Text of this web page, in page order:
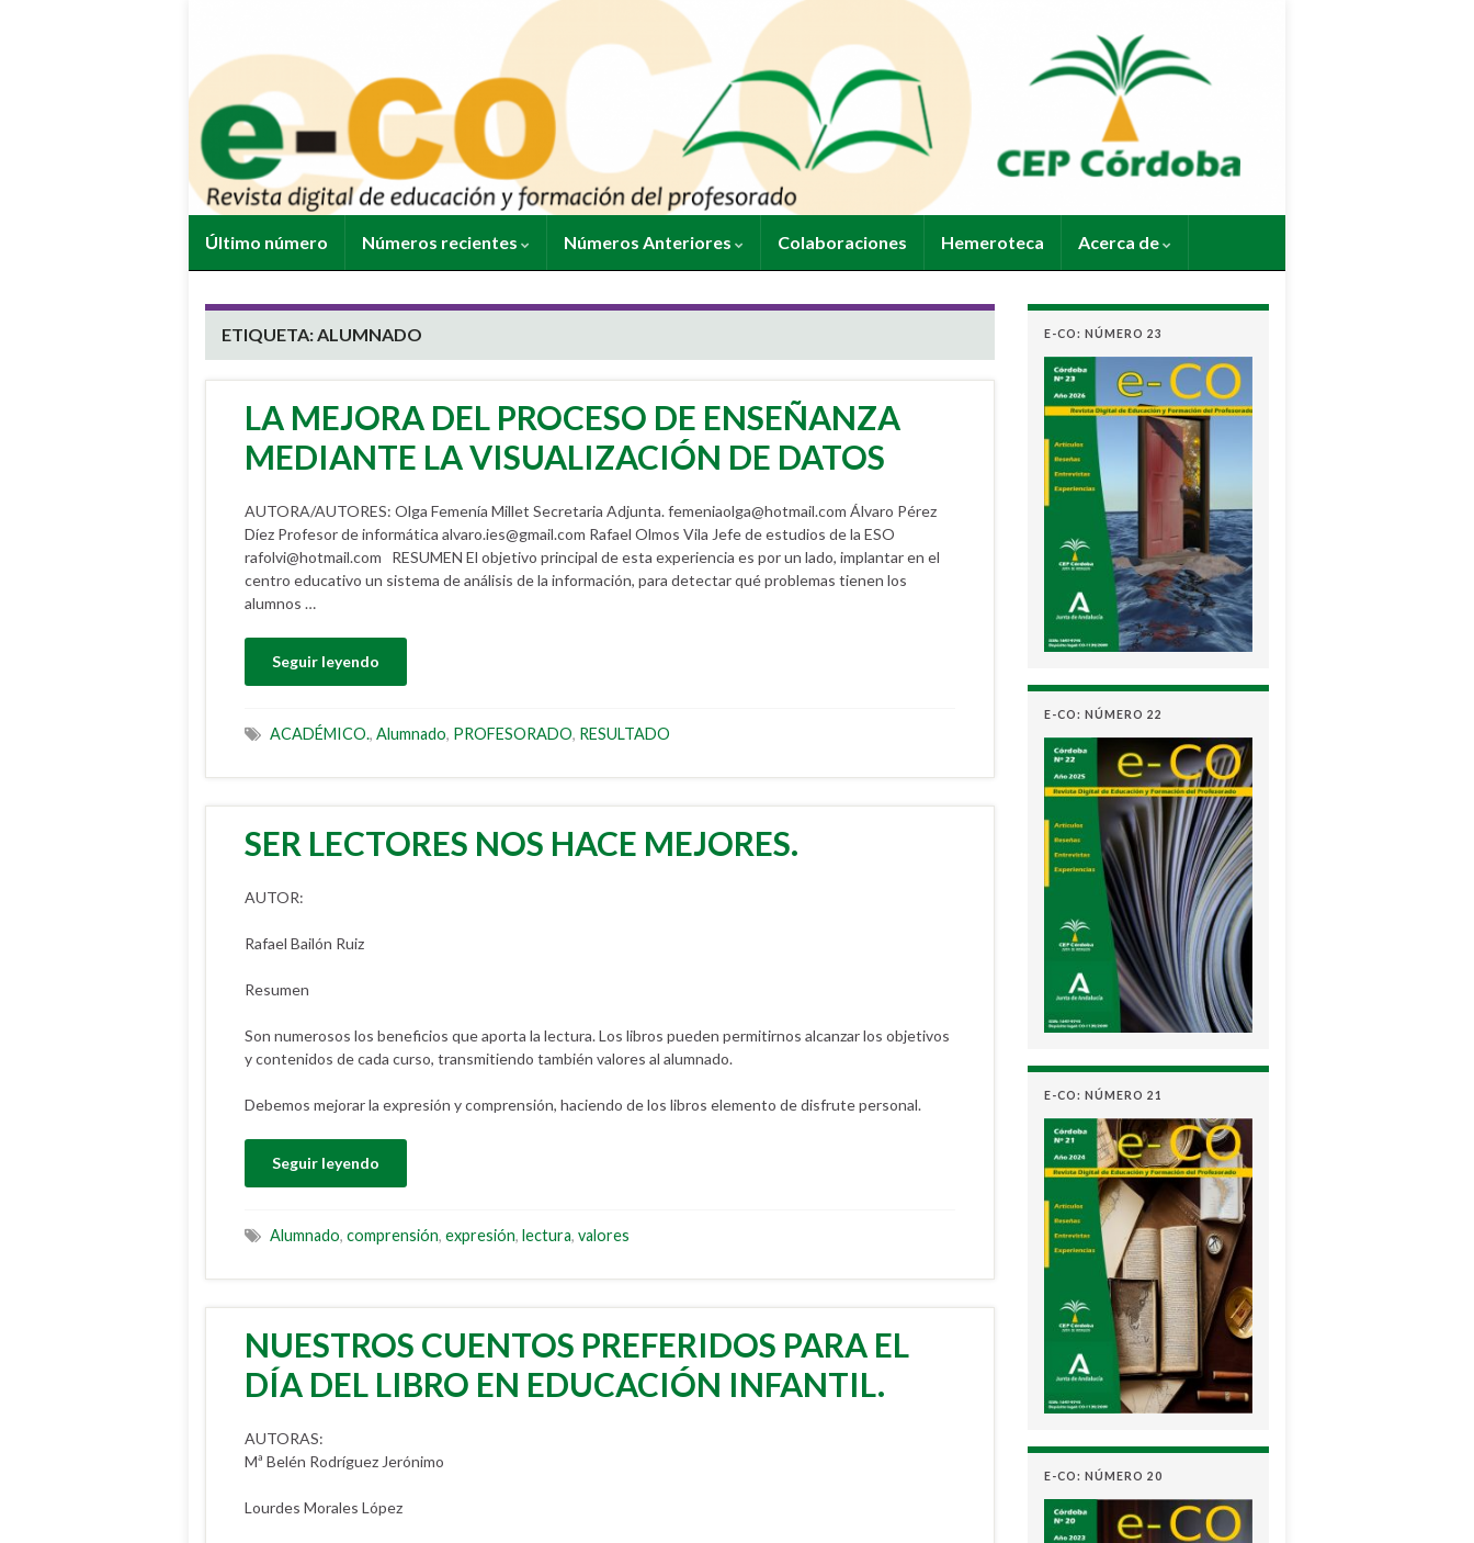
Último número Números recientes Números Anteriores Colaboraciones Hemeroteca Acerca de
ETIQUETA:ALUMNADO
LA MEJORA DEL PROCESO DE ENSEÑANZA
MEDIANTE LA VISUALIZACIÓN DE DATOS
AUTORA/AUTORES: Olga Femenía Millet Secretaria Adjunta. femeniaolga@hotmail.com Álvaro Pérez
Díez Profesor de informática alvaro.ies@gmail.com Rafael Olmos Vila Jefe de estudios de la ESO
rafolvi@hotmail.com RESUMEN El objetivo principal de esta experiencia es por un lado, implantar en el
centro educativo un sistema de análisis de la información, para detectar qué problemas tienen los
alumnos …
Seguir leyendo
ACADÉMICO., Alumnado, PROFESORADO, RESULTADO
SER LECTORES NOS HACE MEJORES.
AUTOR:
Rafael Bailón Ruiz
Resumen
Son numerosos los beneficios que aporta la lectura. Los libros pueden permitirnos alcanzar los objetivos
y contenidos de cada curso, transmitiendo también valores al alumnado.
Debemos mejorar la expresión y comprensión, haciendo de los libros elemento de disfrute personal.
Seguir leyendo
Alumnado, comprensión, expresión, lectura, valores
NUESTROS CUENTOS PREFERIDOS PARA EL
DÍA DEL LIBRO EN EDUCACIÓN INFANTIL.
AUTORAS:
Mª Belén Rodríguez Jerónimo
Lourdes Morales López
E-CO: NÚMERO 23
E-CO: NÚMERO 22
E-CO: NÚMERO 21
E-CO: NÚMERO 20